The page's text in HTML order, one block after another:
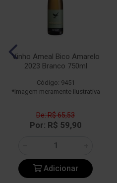
Vinho Ameal Bico Amarelo
2023 Branco 750ml
Código: 9451
*Imagem meramente ilustrativa
De: R$ 65,53
Por: R$ 59,90
Adicionar